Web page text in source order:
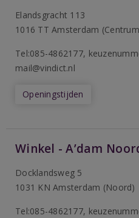
Elandsgracht 113
1016 TT Amsterdam
Tel:085-4862177,
mail@vindict.nl
Openingstijden
Winkel - A’dam
Docklandsweg 5
1031 KN Amsterdam (Noord)
Tel:085-4862177,